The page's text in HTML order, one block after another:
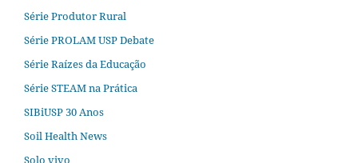
Série Produtor Rural
Série PROLAM USP Debate
Série Raízes da Educação
Série STEAM na Prática
SIBiUSP 30 Anos
Soil Health News
Solo vivo